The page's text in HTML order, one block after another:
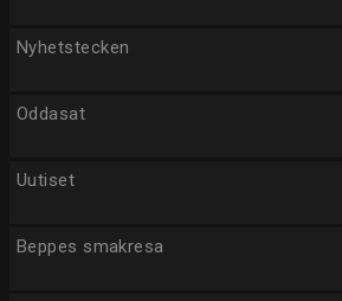
Nyhetstecken
Oddasat
Uutiset
Beppes smakresa